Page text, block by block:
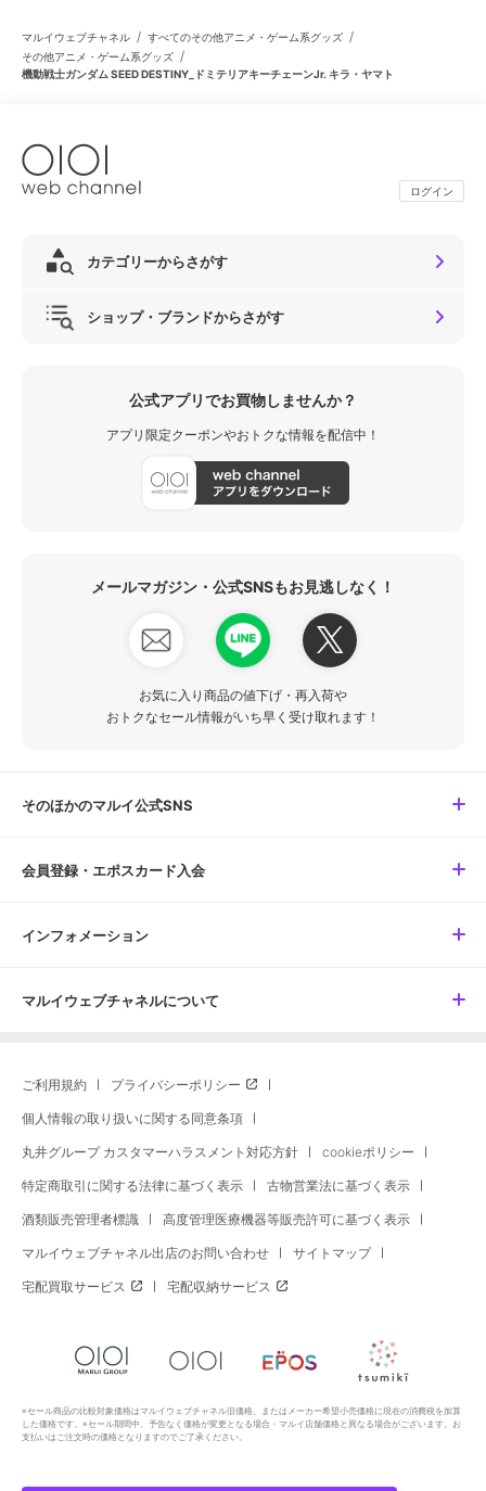
マルイウェブチャネル / すべてのその他アニメ・ゲーム系グッズ /
その他アニメ・ゲーム系グッズ /
機動戦士ガンダム SEED DESTINY_ドミテリアキーチェーンJr. キラ・ヤマト
ログイン
カテゴリーからさがす
ショップ・ブランドからさがす
公式アプリでお買物しませんか？
アプリ限定クーポンやおトクな情報を配信中！
メールマガジン・公式SNSもお見逃しなく！
お気に入り商品の値下げ・再入荷や
おトクなセール情報がいち早く受け取れます！
そのほかのマルイ公式SNS
会員登録・エポスカード入会
インフォメーション
マルイウェブチャネルについて
ご利用規約 プライバシーポリシー
個人情報の取り扱いに関する同意条項
丸井グループ カスタマーハラスメント対応方針 cookieポリシー
特定商取引に関する法律に基づく表示 古物営業法に基づく表示
酒類販売管理者標識 高度管理医療機器等販売許可に基づく表示
マルイウェブチャネル出店のお問い合わせ サイトマップ
宅配買取サービス 宅配収納サービス
※セール商品の比較対象価格はマルイウェブチャネル旧価格、またはメーカー希望小売価格に現在の消費税を加算
した価格です。※セール期間中、予告なく価格が変更となる場合・マルイ店舗価格と異なる場合がございます。お
支払いはご注文時の価格となりますのでご了承ください。